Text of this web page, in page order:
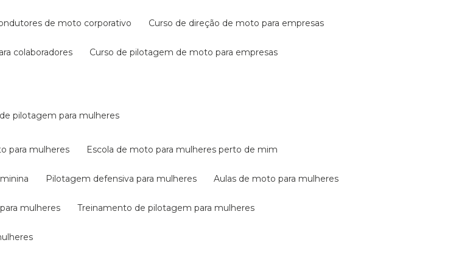
de moto corporativo curso de direção de moto para empresas
colaboradores curso de pilotagem de moto para empresas
de pilotagem para mulheres
para mulheres escola de moto para mulheres perto de mim
pilotagem defensiva para mulheres aulas de moto para mulheres
mulheres treinamento de pilotagem para mulheres